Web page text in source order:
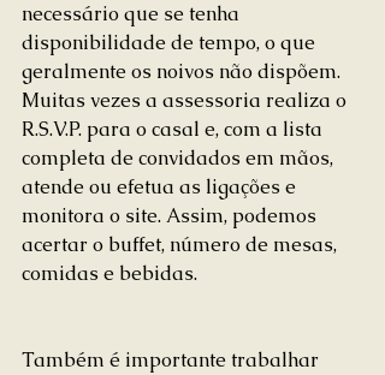
necessário que se tenha
disponibilidade de tempo, o que
geralmente os noivos não dispõem.
Muitas vezes a assessoria realiza o
R.S.V.P. para o casal e, com a lista
completa de convidados em mãos,
atende ou efetua as ligações e
monitora o site. Assim, podemos
acertar o buffet, número de mesas,
comidas e bebidas.
Também é importante trabalhar